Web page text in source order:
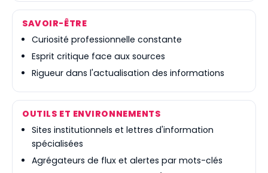
SAVOIR-ÊTRE
Curiosité professionnelle constante
Esprit critique face aux sources
Rigueur dans l'actualisation des informations
OUTILS ET ENVIRONNEMENTS
Sites institutionnels et lettres d'information
spécialisées
Agrégateurs de flux et alertes par mots-clés